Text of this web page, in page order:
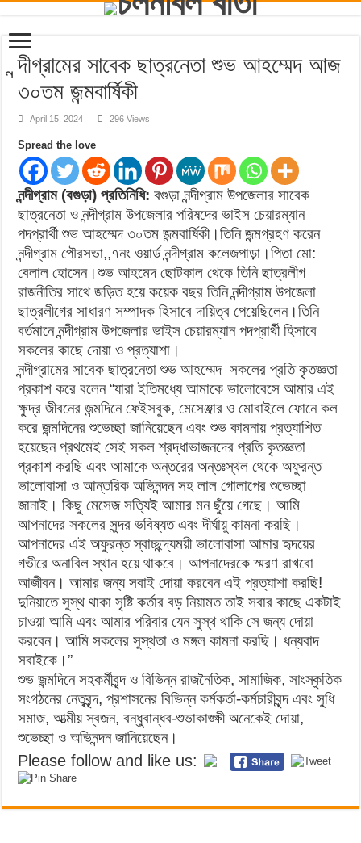
ন্দীগ্রামের সাবেক ছাত্রনেতা শুভ আহম্মেদ আজ
৩০তম জন্মবার্ষিকী
April 15, 2024 296 Views
Spread the love
নন্দীগ্রাম (বগুড়া) প্রতিনিধি: বগুড়া নন্দীগ্রাম উপজেলার সাবেক
ছাত্রনেতা ও নন্দীগ্রাম উপজেলার পরিষদের ভাইস চেয়ারম্যান
পদপ্রার্থী শুভ আহম্মেদ ৩০তম জন্মবার্ষিকী।তিনি জন্মগ্রহণ করেন
নন্দীগ্রাম পৌরসভা,,৭নং ওয়ার্ড নন্দীগ্রাম কলেজপাড়া।পিতা মো:
বেলাল হোসেন।শুভ আহমেদ ছোটকাল থেকে তিনি ছাত্রলীগ
রাজনীতির সাথে জড়িত হয়ে কয়েক বছর তিনি নন্দীগ্রাম উপজেলা
ছাত্রলীগের সাধারণ সম্পাদক হিসাবে দায়িত্ব পেয়েছিলেন।তিনি
বর্তমানে নন্দীগ্রাম উপজেলার ভাইস চেয়ারম্যান পদপ্রার্থী হিসাবে
সকলের কাছে দোয়া ও প্রত্যাশা।
নন্দীগ্রামের সাবেক ছাত্রনেতা শুভ আহম্মেদ সকলের প্রতি কৃতজ্ঞতা
প্রকাশ করে বলেন “যারা ইতিমধ্যে আমাকে ভালোবেসে আমার এই
ক্ষুদ্র জীবনের জন্মদিনে ফেইসবুক, মেসেঞ্জার ও মোবাইলে ফোনে কল
করে জন্মদিনের শুভেচ্ছা জানিয়েছেন এবং শুভ কামনায় প্রত্যাশিত
হয়েছেন প্রথমেই সেই সকল শ্রদ্ধাভাজনদের প্রতি কৃতজ্ঞতা
প্রকাশ করছি এবং আমাকে অন্তরের অন্তঃস্থল থেকে অফুরন্ত
ভালোবাসা ও আন্তরিক অভিনন্দন সহ লাল গোলাপের শুভেচ্ছা
জানাই। কিছু মেসেজ সত্যিই আমার মন ছুঁয়ে গেছে। আমি
আপনাদের সকলের সুন্দর ভবিষ্যত এবং দীর্ঘায়ু কামনা করছি।
আপনাদের এই অফুরন্ত স্বাচ্ছন্দ্যময়ী ভালোবাসা আমার হৃদয়ের
গভীরে অনাবিল স্থান হয়ে থাকবে। আপনাদেরকে স্মরণ রাখবো
আজীবন। আমার জন্য সবাই দোয়া করবেন এই প্রত্যাশা করছি!
দুনিয়াতে সুস্থ থাকা সৃষ্টি কর্তার বড় নিয়ামত তাই সবার কাছে একটাই
চাওয়া আমি এবং আমার পরিবার যেন সুস্থ থাকি সে জন্য দোয়া
করবেন। আমি সকলের সুস্থতা ও মঙ্গল কামনা করছি। ধন্যবাদ
সবাইকে।”
শুভ জন্মদিনে সহকর্মীবৃন্দ ও বিভিন্ন রাজনৈতিক, সামাজিক, সাংস্কৃতিক
সংগঠনের নেতৃবৃন্দ, প্রশাসনের বিভিন্ন কর্মকর্তা-কর্মচারীবৃন্দ এবং সুধি
সমাজ, আত্মীয় স্বজন, বন্ধুবান্ধব-শুভাকাঙ্ক্ষী অনেকেই দোয়া,
শুভেচ্ছা ও অভিনন্দন জানিয়েছেন।
Please follow and like us: